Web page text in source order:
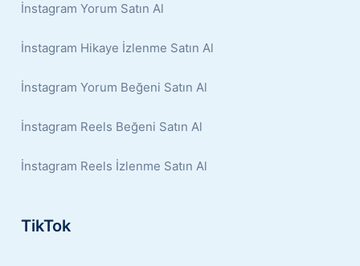
İnstagram Yorum Satın Al
İnstagram Hikaye İzlenme Satın Al
İnstagram Yorum Beğeni Satın Al
İnstagram Reels Beğeni Satın Al
İnstagram Reels İzlenme Satın Al
TikTok